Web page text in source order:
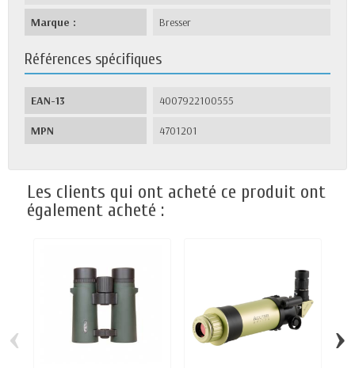
Marque : Bresser
Références spécifiques
EAN-13 4007922100555
MPN 4701201
Les clients qui ont acheté ce produit ont
également acheté :
‹ ›